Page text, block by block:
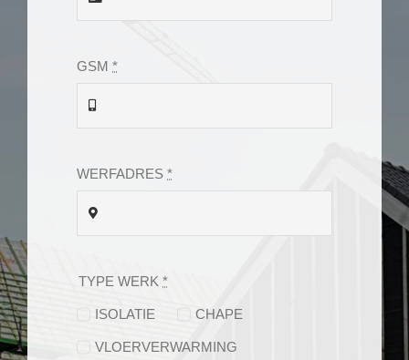
GSM*
WERFADRES*
TYPE WERK*
ISOLATIE CHAPE
VLOERVERWARMING